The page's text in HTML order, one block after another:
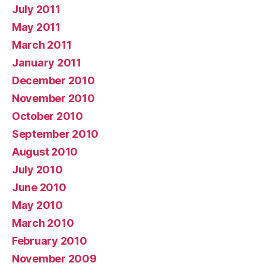
July 2011
May 2011
March 2011
January 2011
December 2010
November 2010
October 2010
September 2010
August 2010
July 2010
June 2010
May 2010
March 2010
February 2010
November 2009